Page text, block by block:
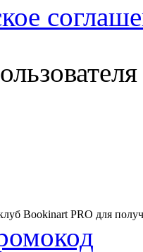
Bookinart PRO для